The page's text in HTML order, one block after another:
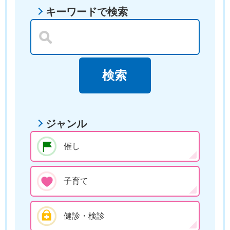
キーワードで検索
ジャンル
催し
子育て
健診・検診